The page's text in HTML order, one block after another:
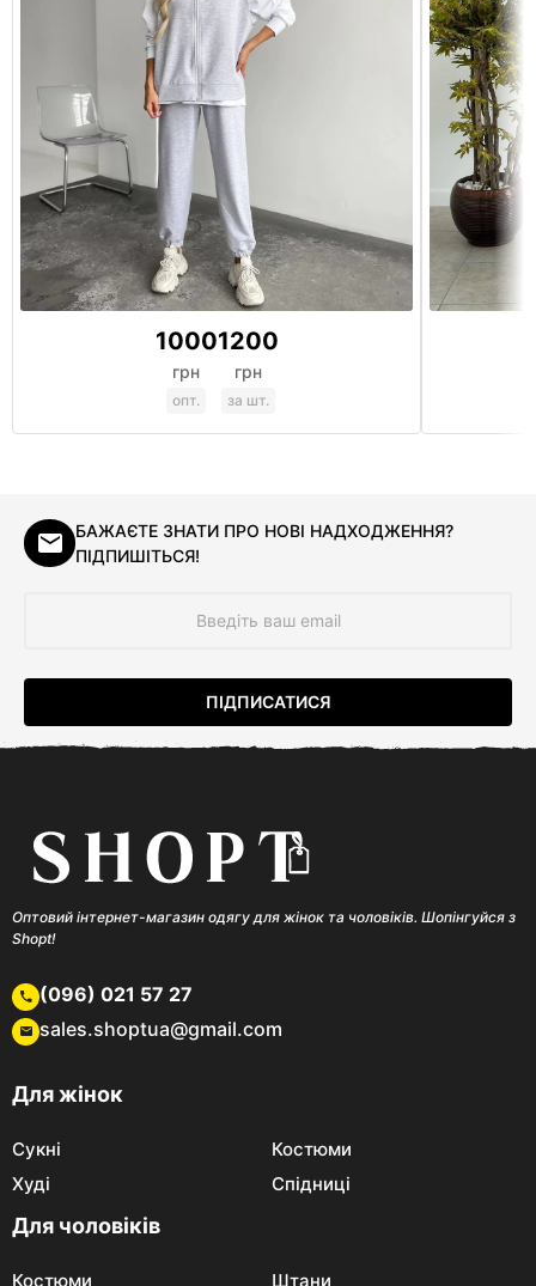
1000
грн
опт.
1200
грн
за шт.
БАЖАЄТЕ ЗНАТИ ПРО НОВІ НАДХОДЖЕННЯ?
ПІДПИШІТЬСЯ!
Оптовий інтернет-магазин одягу для жінок та чоловіків. Шопінгуйся з
Shopt!
(096) 021 57 27
sales.shoptua@gmail.com
Для жінок
Сукні
Костюми
Худі
Спідниці
Для чоловіків
Костюми Штани